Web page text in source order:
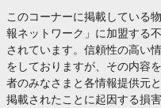
このコーナーに掲載している
報ネットワーク」に加盟する
されています。信頼性の高い
をしておりますが、その内容
者のみなさまと各情報提供元
掲載されたことに起因する損